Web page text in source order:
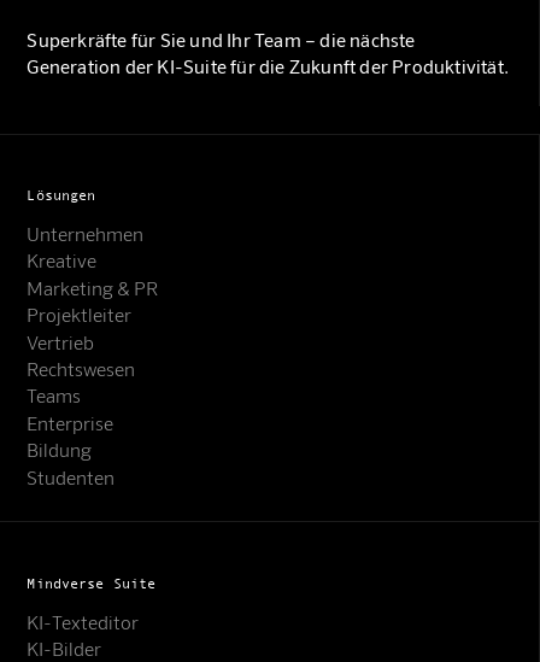
Superkräfte für Sie und Ihr Team – die nächste
Generation der KI-Suite für die Zukunft der Produktivität.
Lösungen
Unternehmen
Kreative
Marketing & PR
Projektleiter
Vertrieb
Rechtswesen
Teams
Enterprise
Bildung
Studenten
Mindverse Suite
KI-Texteditor
KI-Bilder